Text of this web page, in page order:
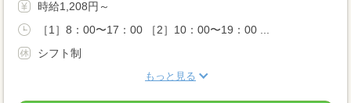
時給1,208円～
［1］8：00〜17：00 ［2］10：00〜19：00 ...
シフト制
もっと見る